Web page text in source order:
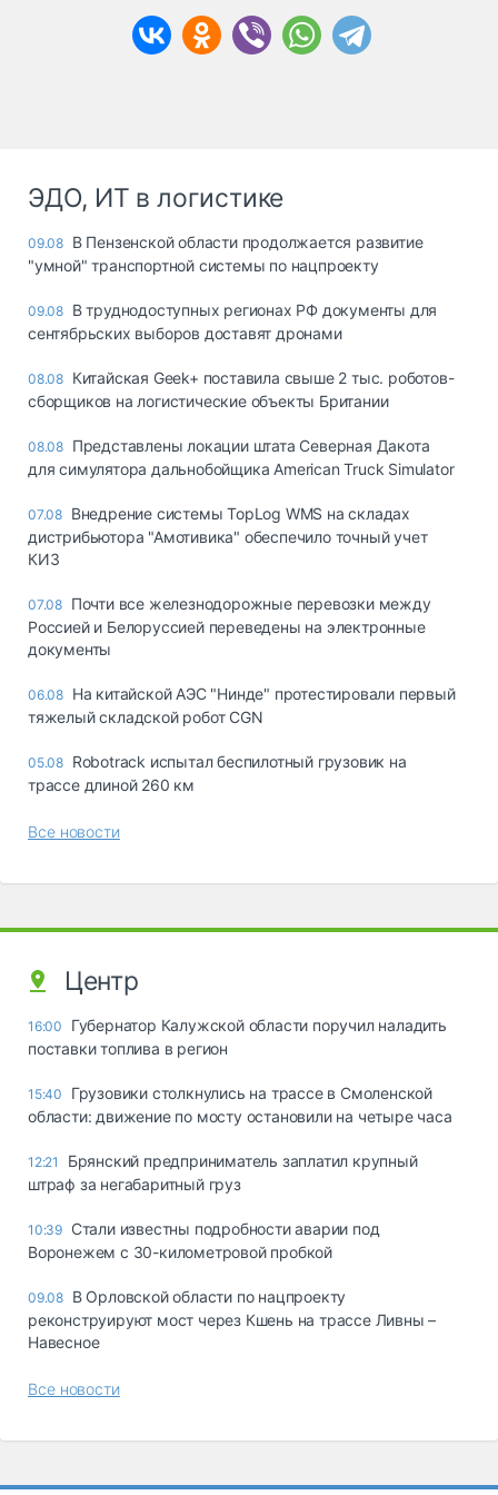
ЭДО, ИТ в логистике
09.08 В Пензенской области продолжается развитие
"умной" транспортной системы по нацпроекту
09.08 В труднодоступных регионах РФ документы для
сентябрьских выборов доставят дронами
08.08 Китайская Geek+ поставила свыше 2 тыс. роботов-
сборщиков на логистические объекты Британии
08.08 Представлены локации штата Северная Дакота
для симулятора дальнобойщика American Truck Simulator
07.08 Внедрение системы TopLog WMS на складах
дистрибьютора "Амотивика" обеспечило точный учет
КИЗ
07.08 Почти все железнодорожные перевозки между
Россией и Белоруссией переведены на электронные
документы
06.08 На китайской АЭС "Нинде" протестировали первый
тяжелый складской робот CGN
05.08 Robotrack испытал беспилотный грузовик на
трассе длиной 260 км
Все новости
Центр
16:00
Губернатор Калужской области поручил наладить
поставки топлива в регион
15:40
Грузовики столкнулись на трассе в Смоленской
области: движение по мосту остановили на четыре часа
12:21
Брянский предприниматель заплатил крупный
штраф за негабаритный груз
10:39 Стали известны подробности аварии под
Воронежем с 30-километровой пробкой
09.08 В Орловской области по нацпроекту
реконструируют мост через Кшень на трассе Ливны –
Навесное
Все новости